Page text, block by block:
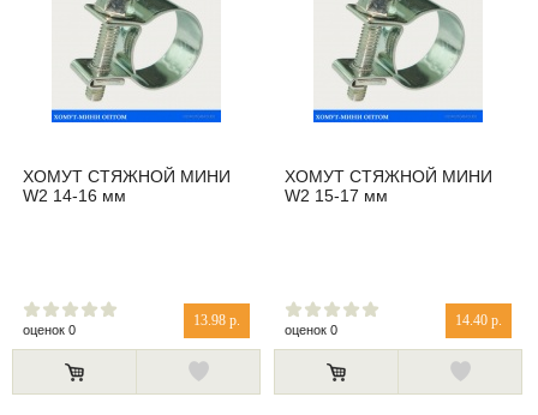
ХОМУТ СТЯЖНОЙ МИНИ
W2 14-16 мм
13.98 р.
оценок 0
ХОМУТ СТЯЖНОЙ МИНИ
W2 15-17 мм
14.40 р.
оценок 0